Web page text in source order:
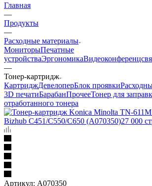
Главная
—
Продукты
—
Расходные материалы
МониторыПечатные
устройстваЭргономика
—
Тонер-картридж
КартриджДевелоперБлок проявки
3D печатиБарабанПрочееТонер для
отработанного тонера
Артикул: A070350